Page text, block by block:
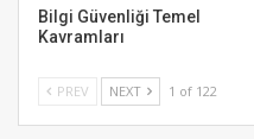
Bilgi Güvenliği Temel
Kavramları
PREV NEXT 1 of 122